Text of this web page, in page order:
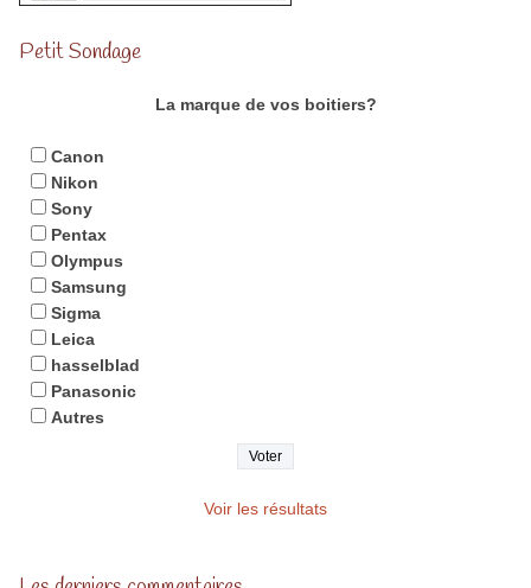
Petit Sondage
La marque de vos boitiers?
Canon
Nikon
Sony
Pentax
Olympus
Samsung
Sigma
Leica
hasselblad
Panasonic
Autres
Voir les résultats